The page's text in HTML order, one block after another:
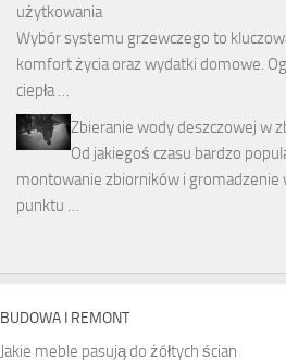
użytkowania
Wybór systemu grzewczego to
komfort życia oraz wydatki domowe.
ciepła …
Zbieranie wody deszczowej w
Od jakiegoś czasu bardzo
montowanie zbiorników i gromadzenie
punktu …
BUDOWA I REMONT
Jakie meble pasują do żółtych ścian